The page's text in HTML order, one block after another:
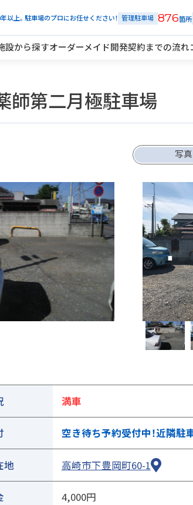
設から探すオーダーメイド開発契約までの流れ
以上。駐車場のプロにお任せください！ 管理駐車場 876
師第二月極駐車場
写真
満車
空き待ち予約受付中！近隣駐
地 高崎市下豊岡町60-1
4,000円
解約
ご
細ページを開きます ②ページ中